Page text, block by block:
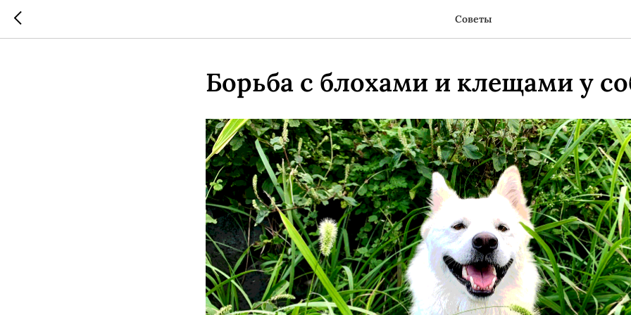
Советы
Борьба с блохами и клещами у